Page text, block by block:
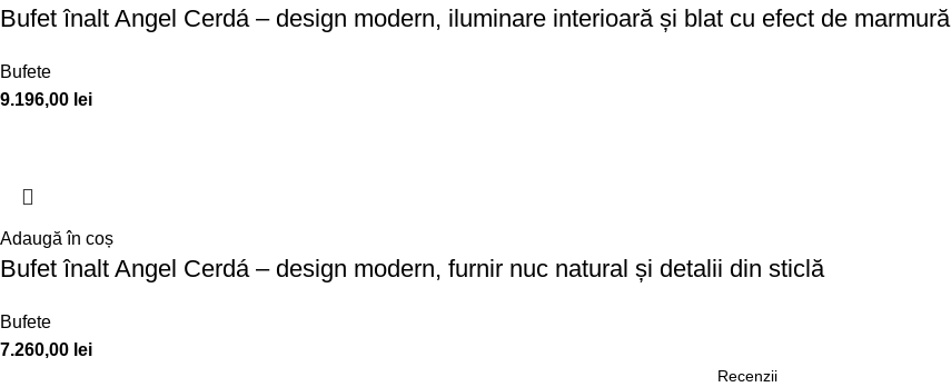
Bufet înalt Angel Cerdá – design modern, iluminare interioară și blat cu efect de marmură
Bufete
9.196,00 lei
Adaugă în coș
Bufet înalt Angel Cerdá – design modern, furnir nuc natural și detalii din sticlă
Bufete
7.260,00 lei
Recenzii